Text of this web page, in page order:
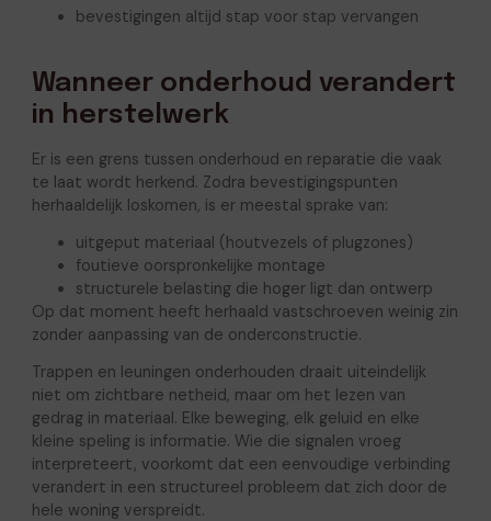
bevestigingen altijd stap voor stap vervangen
Wanneer onderhoud verandert
in herstelwerk
Er is een grens tussen onderhoud en reparatie die vaak
te laat wordt herkend. Zodra bevestigingspunten
herhaaldelijk loskomen, is er meestal sprake van:
uitgeput materiaal (houtvezels of plugzones)
foutieve oorspronkelijke montage
structurele belasting die hoger ligt dan ontwerp
Op dat moment heeft herhaald vastschroeven weinig zin
zonder aanpassing van de onderconstructie.
Trappen en leuningen onderhouden draait uiteindelijk
niet om zichtbare netheid, maar om het lezen van
gedrag in materiaal. Elke beweging, elk geluid en elke
kleine speling is informatie. Wie die signalen vroeg
interpreteert, voorkomt dat een eenvoudige verbinding
verandert in een structureel probleem dat zich door de
hele woning verspreidt.